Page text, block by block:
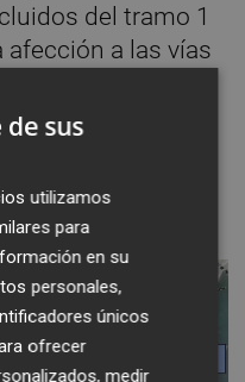
del tramo 1
a las vías
la conexión entre
línea
de la
sus
utilizamos
para
en su
personales,
únicos
ofrecer
medir